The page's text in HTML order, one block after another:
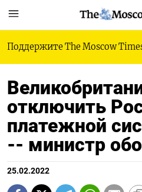
Поддержите The Moscow
отключить
платежной
-- министр
25.02.2022